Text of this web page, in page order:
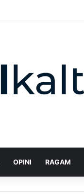
OPINI RAGAM